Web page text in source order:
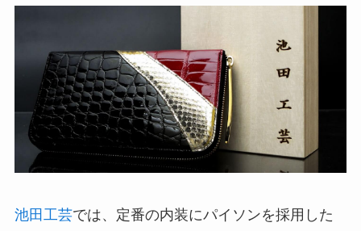
池田工芸では、定番の内装にパイソンを採用した